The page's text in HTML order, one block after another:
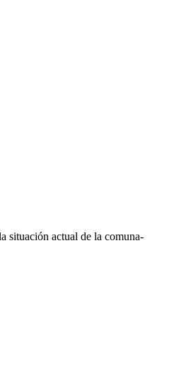
situación actual de la comuna-